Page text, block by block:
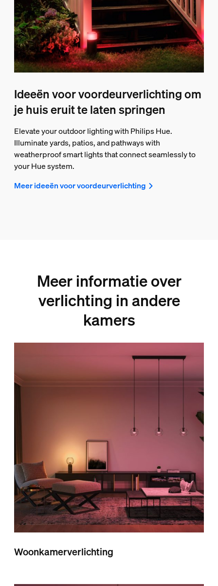
Ideeën voor voordeurverlichting om
je huis eruit te laten springen
Elevate your outdoor lighting with Philips Hue.
Illuminate yards, patios, and pathways with
weatherproof smart lights that connect seamlessly to
your Hue system.
Meer ideeën voor voordeurverlichting
Meer informatie over
verlichting in andere
kamers
Woonkamerverlichting